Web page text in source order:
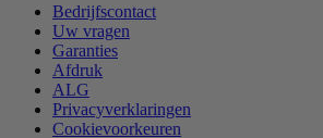
Bedrijfscontact
Uw vragen
Garanties
Afdruk
ALG
Privacyverklaringen
Cookievoorkeuren